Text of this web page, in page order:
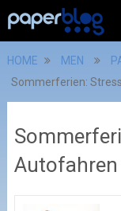
HOME MEN
Sommerferien: